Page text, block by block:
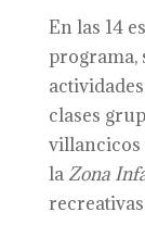
En las 14
programa,
clases
villancicos
laZona